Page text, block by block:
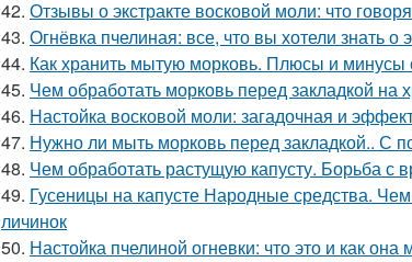
42. Отзывы о экстракте восковой моли: что
43. Огнёвка пчелиная: все, что вы хотели знать
44. Как хранить мытую морковь. Плюсы и минусы
45. Чем обработать морковь перед закладкой
46. Настойка восковой моли: загадочная и
47. Нужно ли мыть морковь перед закладкой.. С
48. Чем обработать растущую капусту. Борьба с
49. Гусеницы на капусте Народные средства.
личинок
50. Настойка пчелиной огневки: что это и как